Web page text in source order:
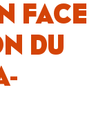
FACE
DU